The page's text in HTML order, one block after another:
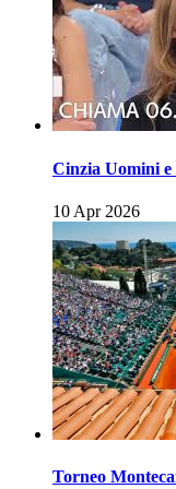
Cinzia Uomini e
10 Apr 2026
Torneo